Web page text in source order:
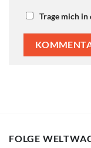
Trage mich
FOLGE